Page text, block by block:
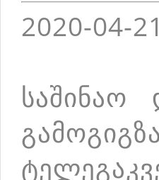
2020-04-
საშინაო